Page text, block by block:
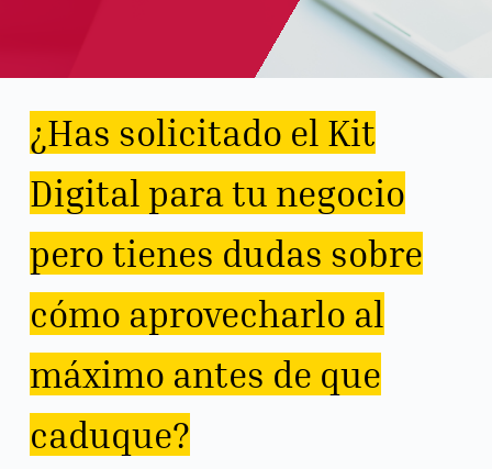
¿Has solicitado el Kit
Digital para tu negocio
pero tienes dudas sobre
cómo aprovecharlo al
máximo antes de que
caduque?